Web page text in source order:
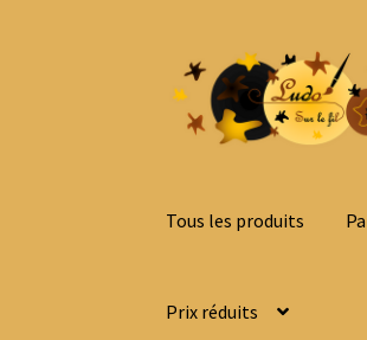
Aller
à
navigation
Aller
au
contenu
Tous les produits
Prix réduits